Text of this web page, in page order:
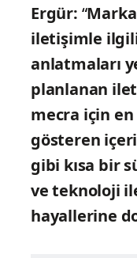
Ergür: “
iletişimle ilgili
anlatmaları
planlanan
mecra için
gösteren
gibi kısa bir
ve teknoloji
hayallerine